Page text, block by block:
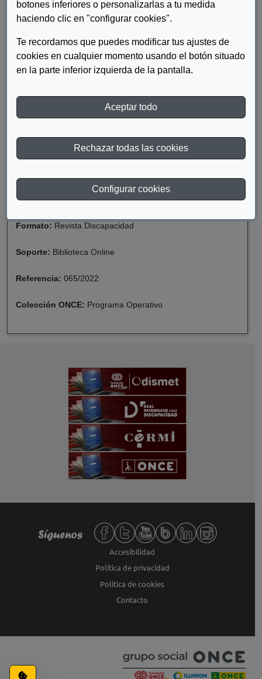
botones inferiores o personalizarlas a tu medida
haciendo clic en "configurar cookies".
Te recordamos que puedes modificar tus ajustes de
cookies en cualquier momento usando el botón situado
en la parte inferior izquierda de la pantalla.
Aceptar todo
Rechazar todas las cookies
Configurar cookies
Descripcion:
Revista X Talento (Mayo 2021).
DESCARGAR REVISTA X TALENTO (Nº 33)
Materia:Discapacidad
Año de publicación:2021
Fecha de catalogación:2022
Formato: Revista Discapacidad
Soporte: Biblioteca Online
Referencia: 065/2022
Colección ONCE: Programa Operativo
Redes sociales de Fundación ONCE,
Síguenos
Accesibilidad
Política de privacidad
Política de cookies
Contacto